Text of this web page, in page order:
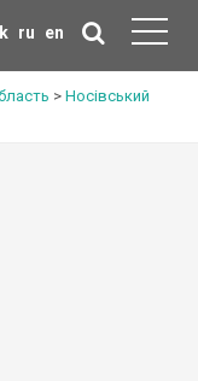
ru en
> Носівський